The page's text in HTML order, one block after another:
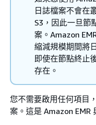
日誌檔案不會在
S3，因此一旦節
案。Amazon
縮減規模期間將
即使在節點終止
存在。
您不需要啟用任何項目
案。這是 Amazon EMR